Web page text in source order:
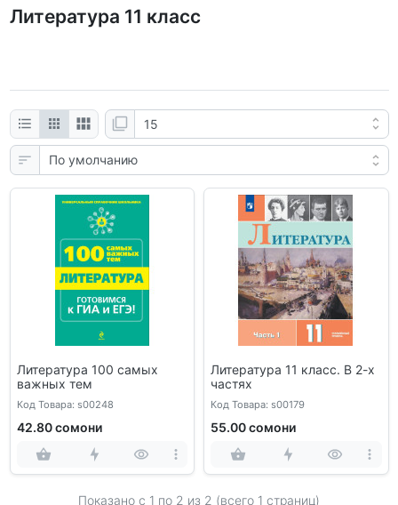
Литература 11 класс
Литература 100 самых
важных тем
Код Товара: s00248
42.80 сомони
Литература 11 класс. В 2-х
частях
Код Товара: s00179
55.00 сомони
Показано с 1 по 2 из 2 (всего 1 страниц)